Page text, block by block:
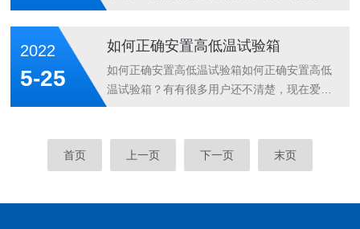
可以了。三、实验：1.试件要依照规范放到实
验箱里，而且把机器设备箱里的溫度升至设置
点，维持必须的時间直到试件超过溫度平稳...
高、有的偏低，从而产生过试验或欠试验的问
题，使试验的再现性差、数据不可靠等问题，
Z终造成使试验归于失败。下面举例些各标准
烘箱技术条件》：用9只热电偶，只在距工作
后...
2022
5-25
如何正确安置高低温试验箱
如何正确安置高低温试验箱如何正确安置高低
温试验箱？有有很多用户还不清楚，现在爱佩
放位置。高低温试验箱放在通风的地方，以利
70厘米。第二，对照装箱单，清点附件是否
首页 上一页 下一页 末页